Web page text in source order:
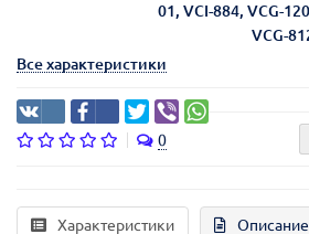
01, VCI-884, VCG-
VCG-
Все характеристики
0
Характеристики Описание